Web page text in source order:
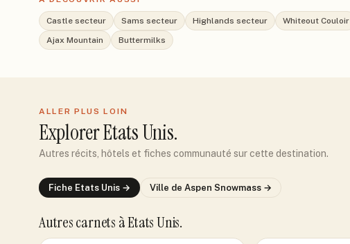
Castle secteur Sams secteur Highlands secteur Whiteout Couloir
Ajax Mountain
Buttermilks
ALLER PLUS LOIN
ExplorerEtats Unis.
Autres récits, hôtels et fiches communauté sur cette destination.
Fiche Etats Unis → Ville de Aspen Snowmass →
Autres carnets à Etats Unis.